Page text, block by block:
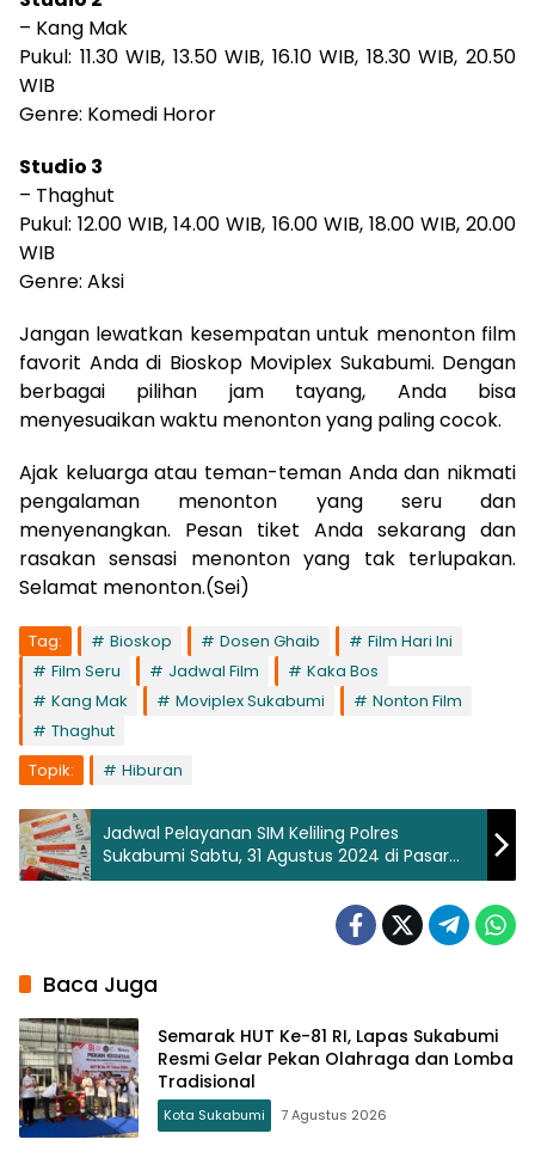
– Kang Mak
Pukul: 11.30 WIB, 13.50 WIB, 16.10 WIB, 18.30 WIB, 20.50
WIB
Genre: Komedi Horor
Studio 3
– Thaghut
Pukul: 12.00 WIB, 14.00 WIB, 16.00 WIB, 18.00 WIB, 20.00
WIB
Genre: Aksi
Jangan lewatkan kesempatan untuk menonton film
favorit Anda di Bioskop Moviplex Sukabumi. Dengan
berbagai pilihan jam tayang, Anda bisa
menyesuaikan waktu menonton yang paling cocok.
Ajak keluarga atau teman-teman Anda dan nikmati
pengalaman menonton yang seru dan
menyenangkan. Pesan tiket Anda sekarang dan
rasakan sensasi menonton yang tak terlupakan.
Selamat menonton.(Sei)
Tag: Bioskop Dosen Ghaib
Film Hari Ini
Film Seru
Jadwal Film
Kaka Bos
Kang Mak
Moviplex Sukabumi
Nonton Film
Thaghut
Topik:
Hiburan
Jadwal Pelayanan SIM Keliling Polres
Sukabumi Sabtu, 31 Agustus 2024 di Pasar
Terminal Bojonglopang
Baca Juga
Semarak HUT Ke-81 RI, Lapas Sukabumi
Resmi Gelar Pekan Olahraga dan Lomba
Tradisional
Kota Sukabumi 7 Agustus 2026